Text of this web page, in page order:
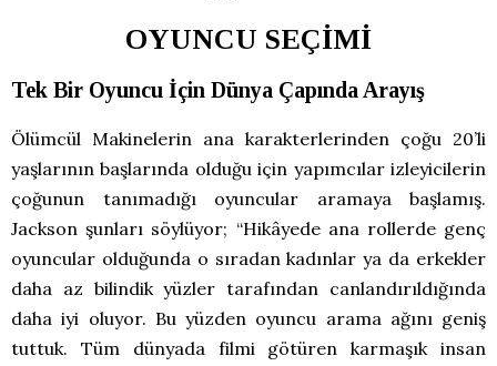
OYUNCU SEÇİMİ
Tek Bir Oyuncu İçin Dünya Çapında Arayış
Ölümcül Makinelerin ana karakterlerinden çoğu 20’li
yaşlarının başlarında olduğu için yapımcılar izleyicilerin
çoğunun tanımadığı oyuncular aramaya başlamış.
Jackson şunları söylüyor; “Hikâyede ana rollerde genç
oyuncular olduğunda o sıradan kadınlar ya da erkekler
daha az bilindik yüzler tarafından canlandırıldığında
daha iyi oluyor. Bu yüzden oyuncu arama ağını geniş
tuttuk. Tüm dünyada filmi götüren karmaşık insan